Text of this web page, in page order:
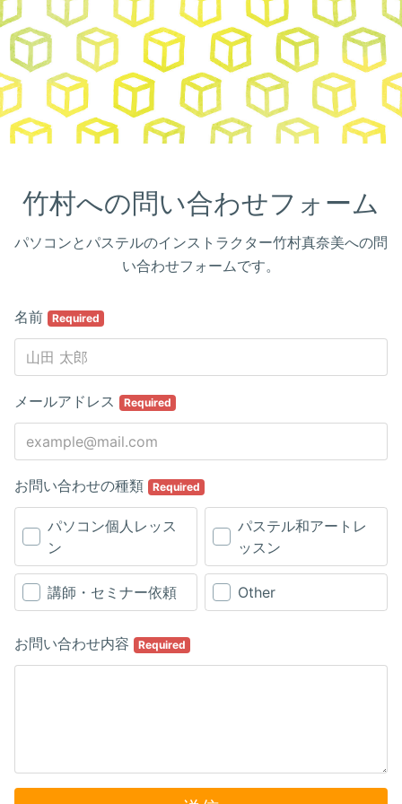
竹村への問い合わせフォーム
パソコンとパステルのインストラクター竹村真奈美への問
い合わせフォームです。
名前 Required
メールアドレス Required
お問い合わせの種類 Required
パソコン個人レッス
ン
パステル和アートレ
ッスン
講師・セミナー依頼 Other
お問い合わせ内容 Required